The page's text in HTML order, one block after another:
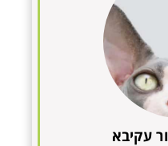
עקיבא